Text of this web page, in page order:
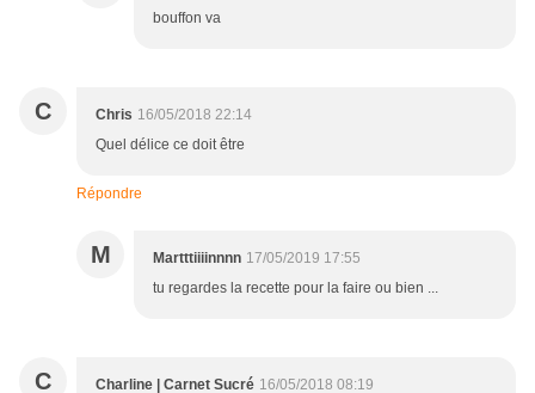
bouffon va
C Chris 16/05/2018 22:14
Quel délice ce doit être
Répondre
M Martttiiiinnnn 17/05/2019 17:55
tu regardes la recette pour la faire ou bien ...
C Charline | Carnet Sucré 16/05/2018 08:19